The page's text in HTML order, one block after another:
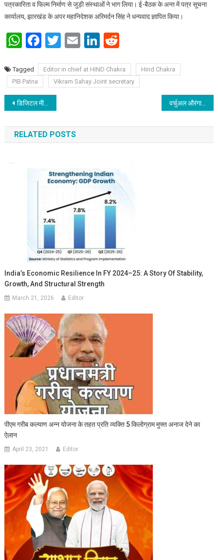
पत्रकारिता व फिल्म निर्माण से जुड़ी संस्थाओं ने भाग लिया। ई-बैठक के अन्त में पत्र सूचना
कार्यालय, झारखंड के अपर महानिदेशक अरिमर्दन सिंह ने धन्यवाद ज्ञापित किया।
WhatsApp
Facebook
Twitter
EmailLinkedIn
Tagged Editor in chief at HIND Chakra
Hind Chakra
PIB Patna
Vikram Sahay Joint secretary
Post navigation
डिजिटल मीडिया आचार संहिता-2021 पर पीआईबी जोनल ई-बैठक 7 जुलाई को, सूचना एवं प्रसारण मंत्रालय के संयुक्त सचिव करेंगे संबोधित वर्चुअल औरंगाबाद जिला दिव्‍यांगजन समूह (डी.पी.जी.) का समीक्षात्‍मक बैठक का आयोजन
RELATED POSTS
India’s Economic Resilience In FY 2024–25: A Story Of Stability,
Growth, And Structural Strength
March 21, 2026 Editor
पीएम गरीब कल्याण अन्न योजना के तहत प्रति व्यक्ति 5 किलोग्राम मुफ्त अनाज देने का
ऐलान
April 23, 2021 Editor